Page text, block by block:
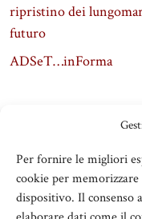
Per fornire le migliori
cookie per
dispositivo. Il consenso
ripristino dei
futuro
ADSeT…inForma